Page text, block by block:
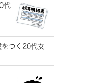
代
をつく20代女